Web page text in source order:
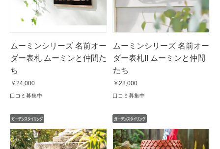
ムーミンシリーズ 名前オー
ダー表札 ムーミンと仲間た
ち
￥24,000
口コミ募集中
ムーミンシリーズ 名前オー
ダー表札II ムーミンと仲間
たち
￥28,000
口コミ募集中